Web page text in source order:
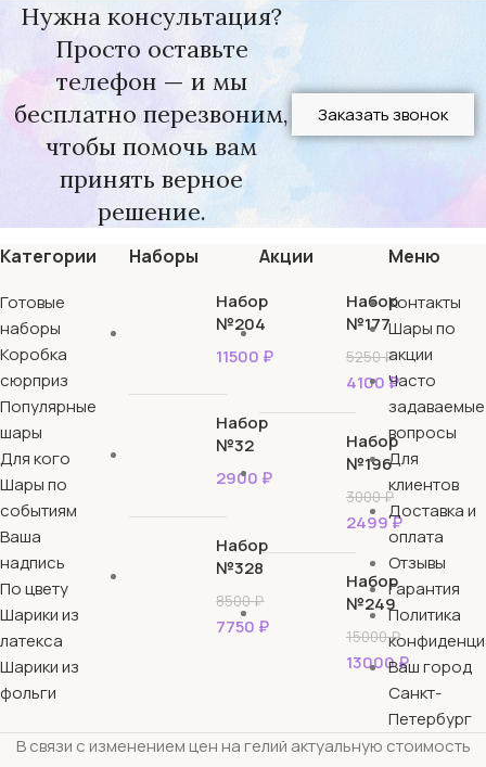
Нужна консультация?
Просто оставьте
телефон — и мы
бесплатно перезвоним,
чтобы помочь вам
принять верное
решение.
Заказать звонок
Категории
Готовые
наборы
Коробка
сюрприз
Популярные
шары
Для кого
Шары по
событиям
Ваша
надпись
По цвету
Шарики из
латекса
Шарики из
фольги
Наборы
Набор
№204
11500 ₽
Набор
№32
2900 ₽
Набор
№328
8500₽
7750 ₽
Акции
Набор
№177
5250₽
4100₽
Набор
№196
3000₽
2499₽
Набор
№249
15000₽
13000₽
Меню
Контакты
Шары по
акции
Часто
задаваемые
вопросы
Для
клиентов
Доставка и
оплата
Отзывы
Гарантия
Политика
Ваш город
Санкт-
Петербург
В связи с изменением цен на гелий актуальную стоимость